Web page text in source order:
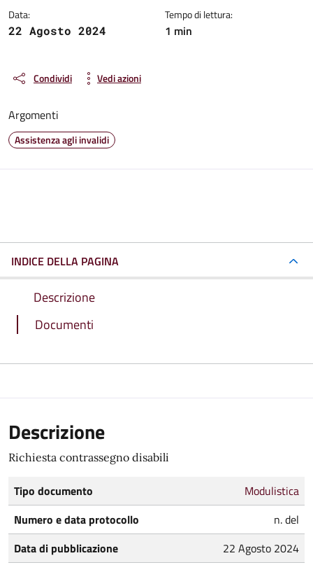
Data:
22 Agosto 2024
Tempo di lettura:
1 min
Condividi Vedi azioni
Argomenti
Assistenza agli invalidi
INDICE DELLA PAGINA
Descrizione
Documenti
Descrizione
Richiesta contrassegno disabili
Tipo documento
Modulistica
Numero e data protocollo
n. del
Data di pubblicazione
22 Agosto 2024